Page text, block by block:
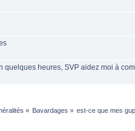
quelques heures, SVP aidez moi à
» Bavardages » est-ce que mes